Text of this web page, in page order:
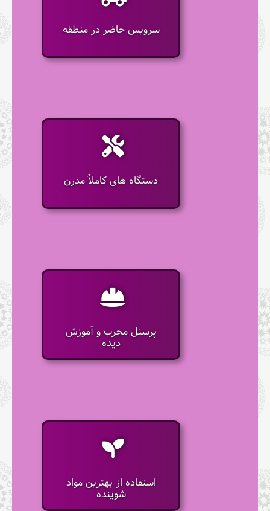
سرویس حاضر در منطقه
دستگاه های کاملاً مدرن
پرسنل مجرب و آموزش
دیده
استفاده از بهترین مواد
شوینده